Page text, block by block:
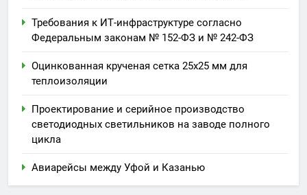
Требования к ИТ-инфраструктуре согласно
Федеральным законам № 152-ФЗ и № 242-ФЗ
Оцинкованная крученая сетка 25х25 мм для
теплоизоляции
Проектирование и серийное производство
светодиодных светильников на заводе полного
цикла
Авиарейсы между Уфой и Казанью